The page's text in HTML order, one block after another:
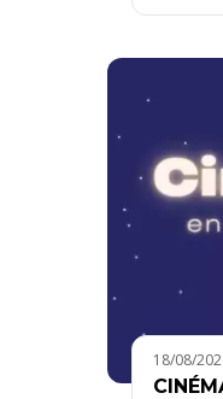
18/08/